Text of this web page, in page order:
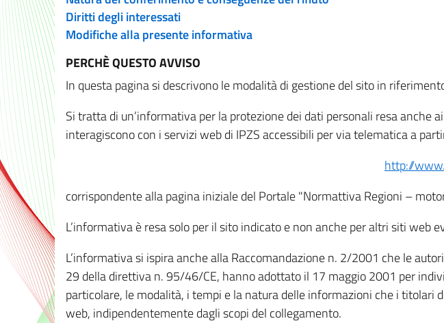
Diritti degli interessati
Modifiche alla presente informativa
PERCHÈ QUESTO AVVISO
In questa pagina si descrivono le modalità di gestione del sito in
Si tratta di un’informativa per la protezione dei dati personali resa anche
interagiscono con i servizi web di IPZS accessibili per via telematica a
http://
corrispondente alla pagina iniziale del Portale "Normattiva Regioni –
L’informativa è resa solo per il sito indicato e non anche per altri siti web
L’informativa si ispira anche alla Raccomandazione n. 2/2001 che le
29 della direttiva n. 95/46/CE, hanno adottato il 17 maggio 2001 per
particolare, le modalità, i tempi e la natura delle informazioni che i
web, indipendentemente dagli scopi del collegamento.